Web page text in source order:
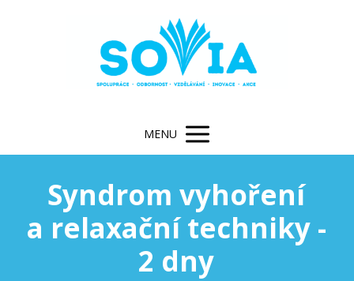
MENU
Syndrom vyhoření
a relaxační techniky -
2 dny